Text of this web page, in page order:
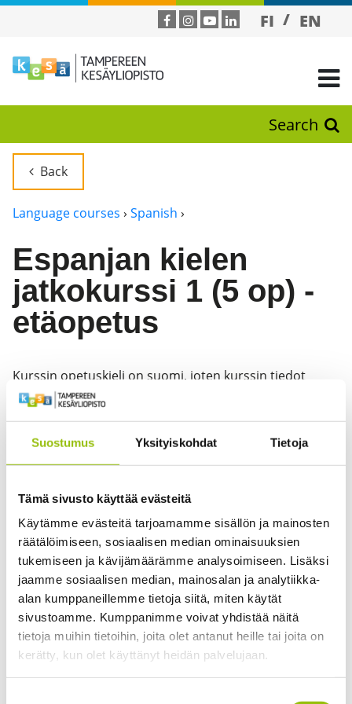
Suostumus Yksityiskohdat Tietoja
Tämä sivusto käyttää evästeitä
Käytämme evästeitä tarjoamamme sisällön ja mainosten
räätälöimiseen, sosiaalisen median ominaisuuksien
tukemiseen ja kävijämäärämme analysoimiseen. Lisäksi
jaamme sosiaalisen median, mainosalan ja analytiikka-
alan kumppaneillemme tietoja siitä, miten käytät
sivustoamme. Kumppanimme voivat yhdistää näitä
tietoja muihin tietoihin, joita olet antanut heille tai joita on
kerätty, kun olet käyttänyt heidän palvelujaan.
FI EN
Search
Back
Language courses › Spanish ›
Espanjan kielen
jatkokurssi 1 (5 op) -
etäopetus
Kurssin opetuskieli on suomi, joten kurssin tiedot
löytyvät ainoastaan
availableonly in Finnish.
Jaume Llorens
5
There is room in the course
9.9.2026 - 16.12.2026
Enrollment begins